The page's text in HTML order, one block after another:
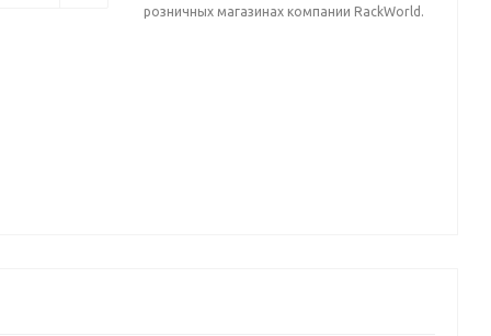
розничных магазинах компании RackWorld.